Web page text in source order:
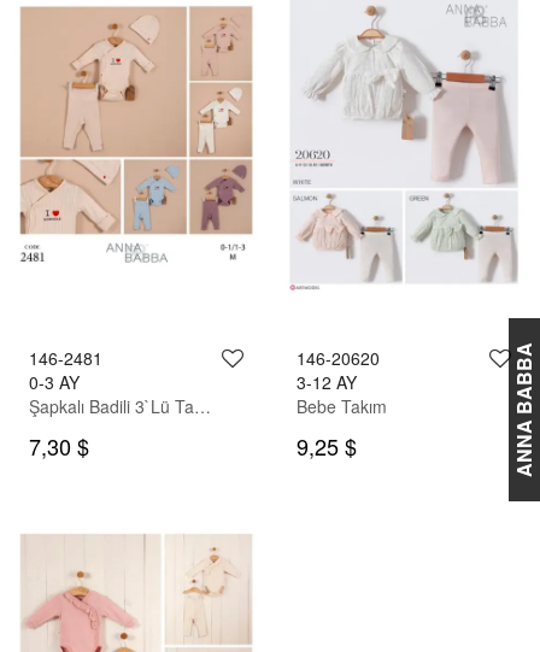
ANNA BABBA
146-2481
0-3 AY
Şapkalı Badili 3`Lü Takım
7,30 $
146-20620
3-12 AY
Bebe Takım
9,25 $